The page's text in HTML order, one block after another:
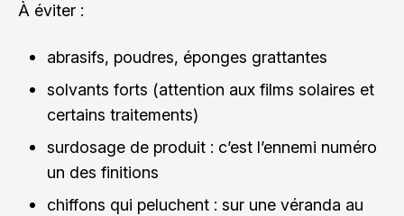
À éviter :
abrasifs, poudres, éponges grattantes
solvants forts (attention aux films solaires et
certains traitements)
surdosage de produit : c’est l’ennemi numéro
un des finitions
chiffons qui peluchent : sur une véranda au